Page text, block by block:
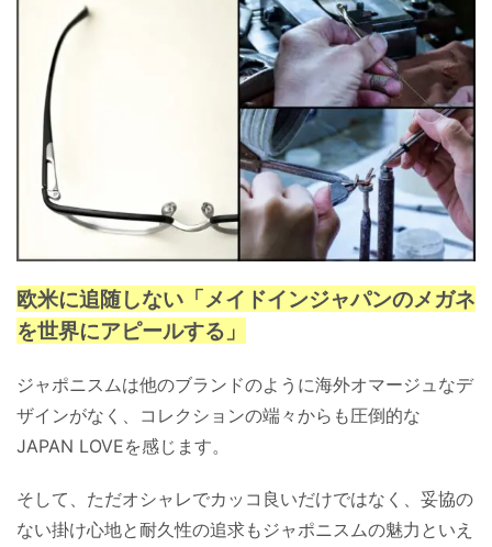
欧米に追随しない「メイドインジャパンのメガネ
を世界にアピールする」
ジャポニスムは他のブランドのように海外オマージュなデ
ザインがなく、コレクションの端々からも圧倒的な
JAPAN LOVEを感じます。
そして、ただオシャレでカッコ良いだけではなく、妥協の
ない掛け心地と耐久性の追求もジャポニスムの魅力といえ